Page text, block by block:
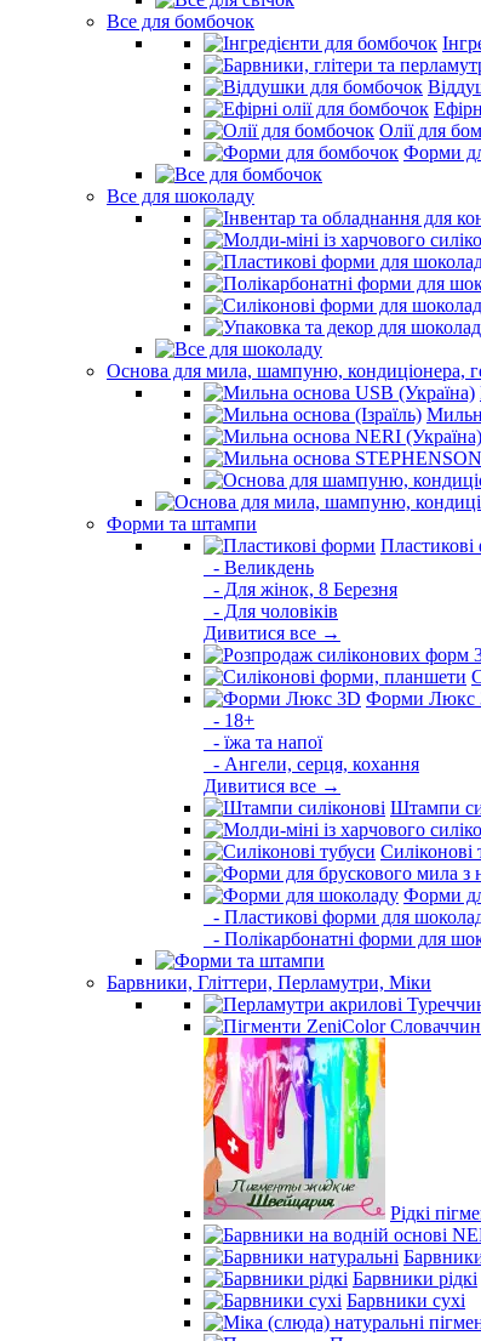
Все для бомбочок
Олії для
Форми
Все для шоколаду
Основа для мила, шампуню, кондиціонера,
Форми та штампи
- Великдень
- Для жінок, 8 Березня
- Для чоловіків
Дивитися все →
Форми Люкс
- 18+
- їжа та напої
- Ангели, серця, кохання
Дивитися все →
Штампи
Силіконові
Форми
- Пластикові форми для
- Полікарбонатні форми для
Барвники, Гліттери, Перламутри, Міки
Рідкі
Барвники рідкі
Барвники сухі